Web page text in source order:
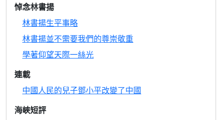
悼念林書揚
林書揚生平事略
林書揚並不需要我們的尊崇敬重
學著仰望天際一絲光
連載
中國人民的兒子鄧小平改變了中國
海峽短評